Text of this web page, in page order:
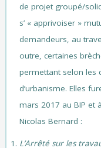
de projet groupé/
s’ « apprivoiser »
demandeurs, au
outre, certaines
permettant selon les
d’urbanisme. Elles
mars 2017 au BIP et
Nicolas Bernard :
L’Arrêté sur les